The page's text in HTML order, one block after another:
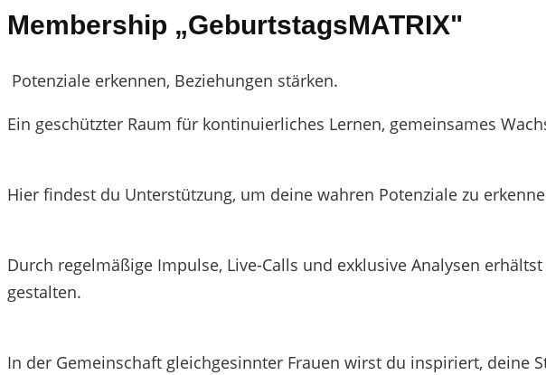
Membership „GeburtstagsMATRIX"
Potenziale erkennen, Beziehungen stärken.
Ein geschützter Raum für kontinuierliches Lernen, gemeinsames
Hier findest du Unterstützung, um deine wahren Potenziale zu
Durch regelmäßige Impulse, Live-Calls und exklusive Analysen
gestalten.
In der Gemeinschaft gleichgesinnter Frauen wirst du inspiriert, deine